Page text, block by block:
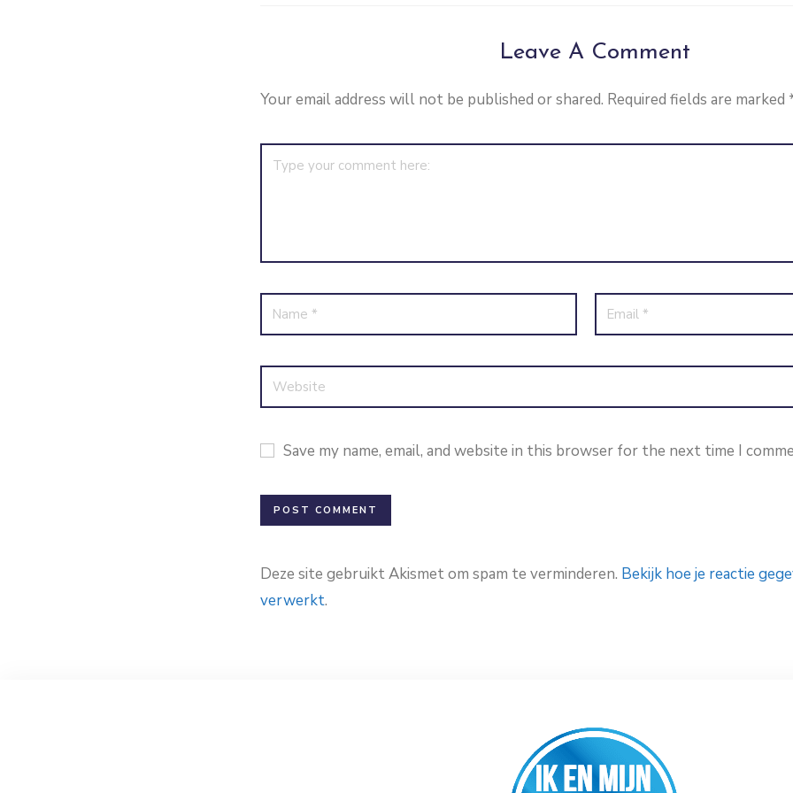
Leave A Comment
Your email address will not be published or shared. Required fields are marked
Save my name, email, and website in this browser for the next time I
Deze site gebruikt Akismet om spam te verminderen. Bekijk hoe je reactie
verwerkt.